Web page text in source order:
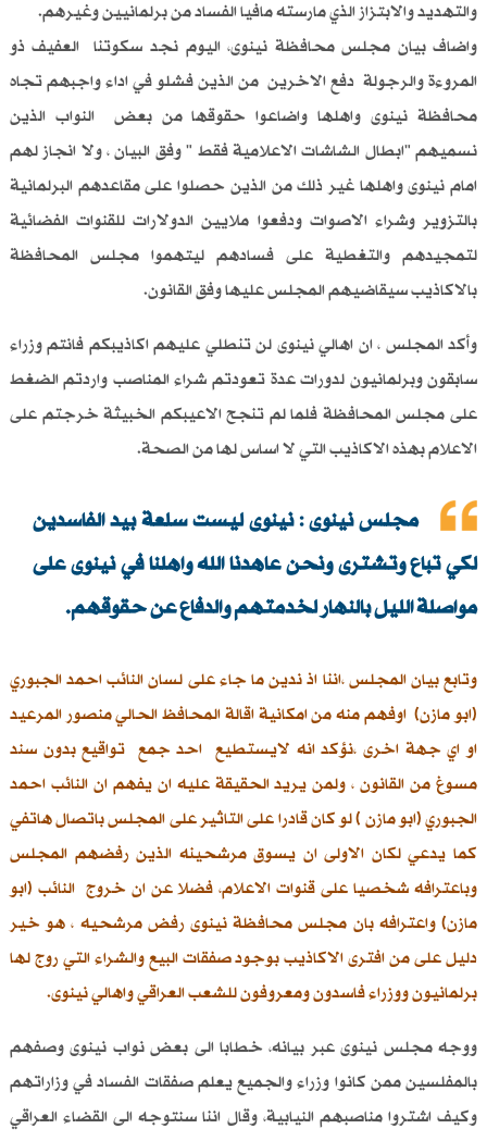
والتهديد والابتزاز الذي مارسته مافيا الفساد من برلمانيين وغيرهم.
واضاف بيان مجلس محافظة نينوى، اليوم نجد سكوتنا العفيف ذو
المروءة والرجولة دفع الاخرين من الذين فشلو في اداء واجبهم تجاه
محافظة نينوى واهلها واضاعوا حقوقها من بعض النواب الذين
نسميهم "ابطال الشاشات الاعلامية فقط " وفق البيان ، ولا انجاز لهم
امام نينوى واهلها غير ذلك من الذين حصلوا على مقاعدهم البرلمانية
بالتزوير وشراء الاصوات ودفعوا ملايين الدولارات للقنوات الفضائية
لتمجيدهم والتغطية على فسادهم ليتهموا مجلس المحافظة
بالاكاذيب سيقاضيهم المجلس عليها وفق القانون.
وأكد المجلس ، ان اهالي نينوى لن تنطلي عليهم اكاذيبكم فانتم وزراء
سابقون وبرلمانيون لدورات عدة تعودتم شراء المناصب واردتم الضغط
على مجلس المحافظة فلما لم تنجح الاعيبكم الخبيثة خرجتم على
الاعلام بهذه الاكاذيب التي لا اساس لها من الصحة.
مجلس نينوى : نينوى ليست سلعة بيد الفاسدين
لكي تباع وتشترى ونحن عاهدنا الله واهلنا في نينوى على
مواصلة الليل بالنهار لخدمتهم والدفاع عن حقوقهم.
وتابع بيان المجلس ،اننا اذ ندين ما جاء على لسان النائب احمد الجبوري
(ابو مازن) اوفهم منه من امكانية اقالة المحافظ الحالي منصور المرعيد
او اي جهة اخرى ،نؤكد انه لايستطيع احد جمع تواقيع بدون سند
مسوغ من القانون ، ولمن يريد الحقيقة عليه ان يفهم ان النائب احمد
الجبوري (ابو مازن ) لو كان قادرا على التاثير على المجلس باتصال هاتفي
كما يدعي لكان الاولى ان يسوق مرشحينه الذين رفضهم المجلس
وباعترافه شخصيا على قنوات الاعلام، فضلا عن ان خروج النائب (ابو
مازن) واعترافه بان مجلس محافظة نينوى رفض مرشحيه ، هو خير
دليل على من افترى الاكاذيب بوجود صفقات البيع والشراء التي روج لها
برلمانيون ووزراء فاسدون ومعروفون للشعب العراقي واهالي نينوى.
ووجه مجلس نينوى عبر بيانه، خطابا الى بعض نواب نينوى وصفهم
بالمفلسين ممن كانوا وزراء والجميع يعلم صفقات الفساد في وزاراتهم
وكيف اشتروا مناصبهم النيابية، وقال اننا سنتوجه الى القضاء العراقي